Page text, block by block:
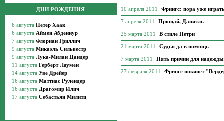
ДНИ РОЖДЕНИЯ 10 апреля 2011 Фрингс: пора уже
7 апреля 2011 Прощай, Даниэль
25 марта 2011 В стиле Петри
21 марта 2011 Судья да в помощь
7 марта 2011 Пять причин для надежды
27 февраля 2011 Фрингс покинет